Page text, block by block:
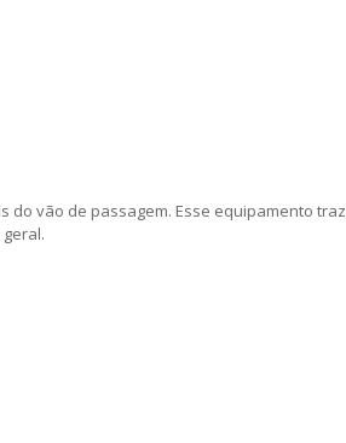
do vão de passagem. Esse equipamento traz